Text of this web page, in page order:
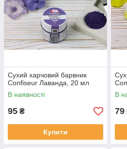
Сухий харчовий барвник
Confiseur Лаванда, 20 мл
В наявності
95 ₴
Купити
В
79